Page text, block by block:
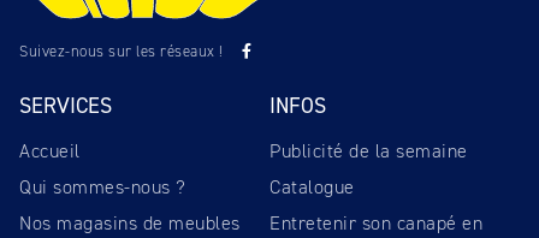
Suivez-nous sur les réseaux !
SERVICES
Accueil
Qui sommes-nous ?
Nos magasins de meubles
INFOS
Publicité de la semaine
Catalogue
Entretenir son canapé en